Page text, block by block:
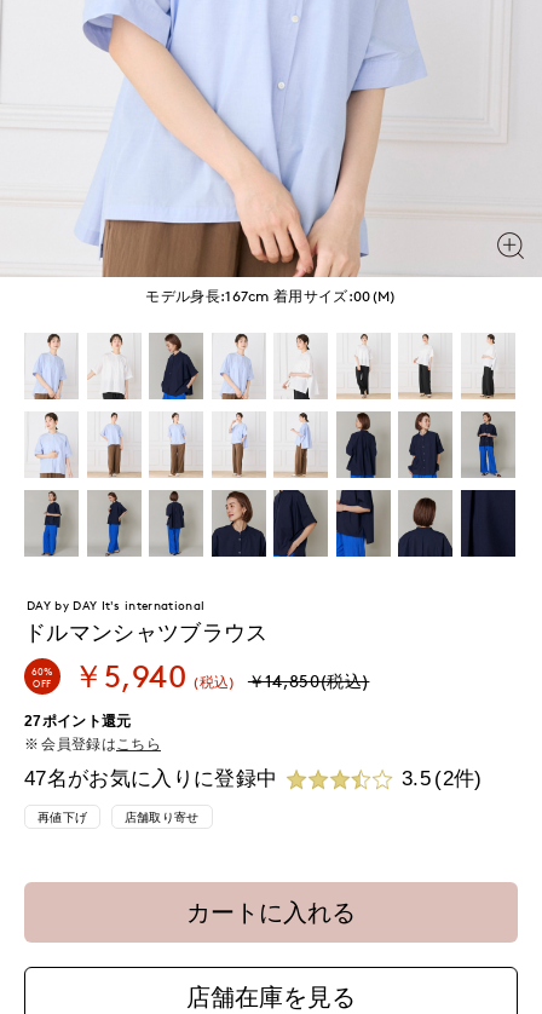
モデル身長:167cm 着用サイズ:00(M)
DAY by DAY It's international
ドルマンシャツブラウス
60%
OFF
￥5,940 (税込) ￥14,850(税込)
27ポイント還元
会員登録は こちら
47名がお気に入りに登録中 3.5 (2件)
再値下げ 店舗取り寄せ
カートに入れる
店舗在庫を見る